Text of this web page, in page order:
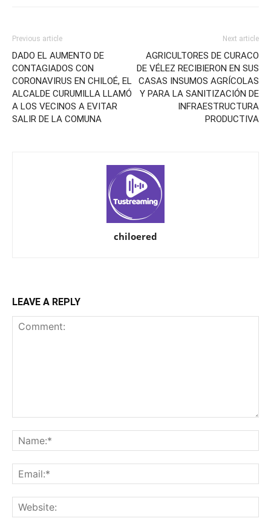
Previous article
DADO EL AUMENTO DE
CONTAGIADOS CON
CORONAVIRUS EN CHILOÉ, EL
ALCALDE CURUMILLA LLAMÓ
A LOS VECINOS A EVITAR
SALIR DE LA COMUNA
Next article
AGRICULTORES DE CURACO
DE VÉLEZ RECIBIERON EN SUS
CASAS INSUMOS AGRÍCOLAS
Y PARA LA SANITIZACIÓN DE
INFRAESTRUCTURA
PRODUCTIVA
chiloered
LEAVE A REPLY